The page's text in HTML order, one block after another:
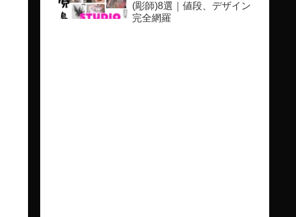
(彫師)8選｜値段、デザイン
完全網羅